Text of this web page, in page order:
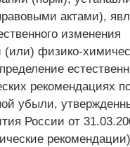
актами),
изменения
(или) физико-
рекомендациях
убыли,
России от